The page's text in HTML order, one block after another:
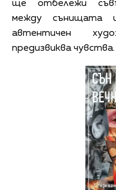
ще отбележи
между сънищата
автентичен
предизвиква чувства.